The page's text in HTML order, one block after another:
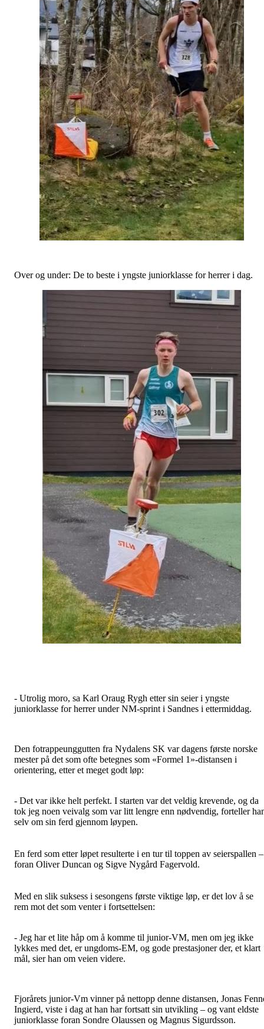
Over og under: De to beste i yngste juniorklasse for herrer i dag.
- Utrolig moro, sa Karl Oraug Rygh etter sin seier i yngste
juniorklasse for herrer under NM-sprint i Sandnes i ettermiddag.
Den fotrappeunggutten fra Nydalens SK var dagens første norske
mester på det som ofte betegnes som «Formel 1»-distansen i
orientering, etter et meget godt løp:
- Det var ikke helt perfekt. I starten var det veldig krevende, og da
tok jeg noen veivalg som var litt lengre enn nødvendig, forteller
selv om sin ferd gjennom løypen.
En ferd som etter løpet resulterte i en tur til toppen av seierspallen –
foran Oliver Duncan og Sigve Nygård Fagervold.
Med en slik suksess i sesongens første viktige løp, er det lov å se
rem mot det som venter i fortsettelsen:
- Jeg har et lite håp om å komme til junior-VM, men om jeg ikke
lykkes med det, er ungdoms-EM, og gode prestasjoner der, et klart
mål, sier han om veien videre.
Fjorårets junior-Vm vinner på nettopp denne distansen, Jonas
Ingierd, viste i dag at han har fortsatt sin utvikling – og vant eldste
juniorklasse foran Sondre Olaussen og Magnus Sigurdsson.